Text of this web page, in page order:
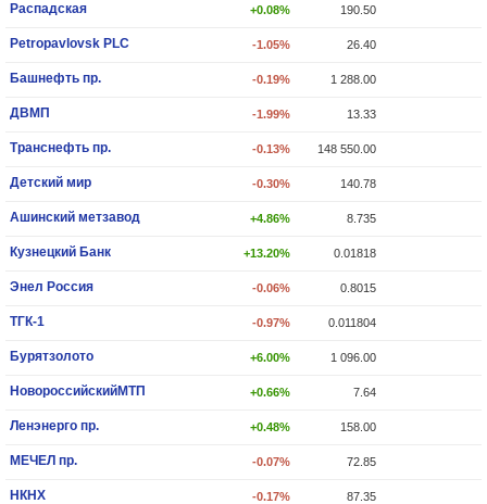
Распадская +0.08% 190.50
Petropavlovsk PLC -1.05% 26.40
Башнефть пр. -0.19% 1 288.00
ДВМП -1.99% 13.33
Транснефть пр. -0.13% 148 550.00
Детский мир -0.30% 140.78
Ашинский метзавод +4.86% 8.735
Кузнецкий Банк +13.20% 0.01818
Энел Россия -0.06% 0.8015
ТГК-1 -0.97% 0.011804
Бурятзолото +6.00% 1 096.00
НовороссийскийМТП +0.66% 7.64
Ленэнерго пр. +0.48% 158.00
МЕЧЕЛ пр. -0.07% 72.85
НКНХ -0.17% 87.35